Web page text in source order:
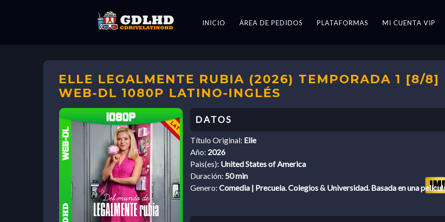
INICIO ÁREA DE PEDIDOS PLATAFORMAS MI CUENTA VIP
ELLE LEGALMENTE RUBIA (2026) TEMPORADA 1 [8/8]
WEB-DL 1080P LATINO-INGLÉS
Título Original: Elle
Año: 2026
Pais(es): United States of America
Duración: 50 min
Genero: Comedia | Precuela. Colegios & Universidad. Basada en una